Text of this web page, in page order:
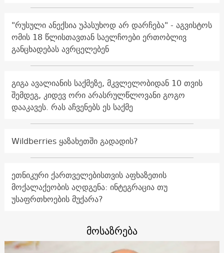
"რუსული ანექსია უპასუხოდ არ დარჩება" - აგვისტოს
ომის 18 წლისთავთან საელჩოები ერთობლივ
განცხადებას ავრცელებენ
გიგა ავალიანის საქმეზე, მკვლელობიდან 10 თვის
შემდეგ, კიდევ ორი არასრულწლოვანი გოგო
დააკავეს. რას აჩვენებს ეს საქმე
Wildberries ყაზახეთში გადადის?
ეთნიკური ქართველებისთვის აფხაზეთის
მოქალაქეობის აღდგენა: ინტეგრაცია თუ
უსაფრთხოების მუქარა?
მოსაზრება